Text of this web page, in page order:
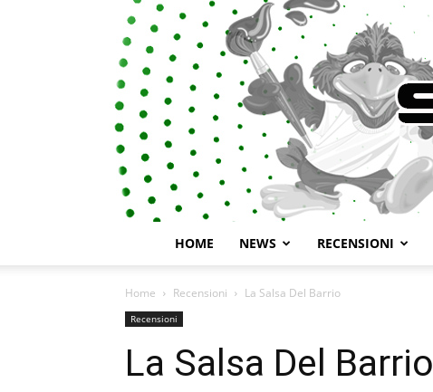
HOME NEWS RECENSIONI
Home Recensioni La Salsa Del Barrio
Recensioni
La Salsa Del Barrio